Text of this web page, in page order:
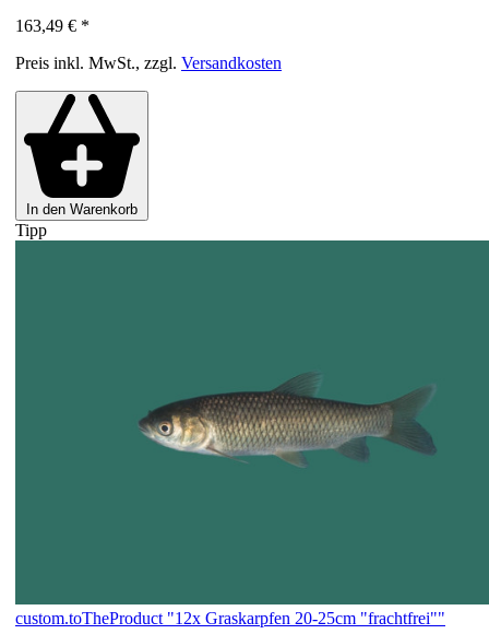
163,49 € *
Preis inkl. MwSt., zzgl. Versandkosten
In den Warenkorb
Tipp
custom.toTheProduct "12x Graskarpfen 20-25cm "frachtfrei""